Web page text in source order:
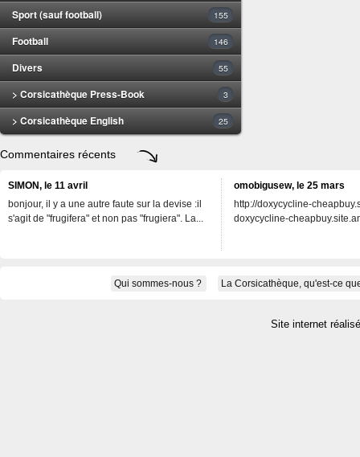
Sport (sauf football) 155
Football 146
Divers 55
> Corsicathèque Press-Book 3
> Corsicathèque English 25
Commentaires récents
SIMON, le 11 avril
bonjour, il y a une autre faute sur la devise :il
s'agit de "frugifera" et non pas "frugiera". La...
omobigusew, le 25 mars
http://doxycycline-
doxycycline-
Qui sommes-nous ? La Corsicathèque, qu'est-ce
Site internet